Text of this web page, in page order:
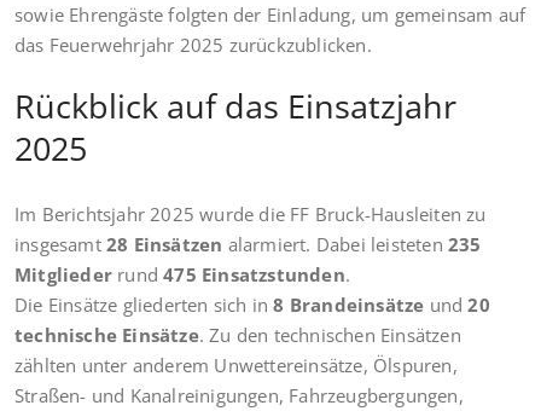
sowie Ehrengäste folgten der Einladung, um gemeinsam auf
das Feuerwehrjahr 2025 zurückzublicken.
Rückblick auf das Einsatzjahr
2025
Im Berichtsjahr 2025 wurde die FF Bruck-Hausleiten zu
insgesamt 28 Einsätzen alarmiert. Dabei leisteten235
Mitglieder rund475 Einsatzstunden.
Die Einsätze gliederten sich in8 Brandeinsätze und20
technische Einsätze. Zu den technischen Einsätzen
zählten unter anderem Unwettereinsätze, Ölspuren,
Straßen- und Kanalreinigungen, Fahrzeugbergungen,